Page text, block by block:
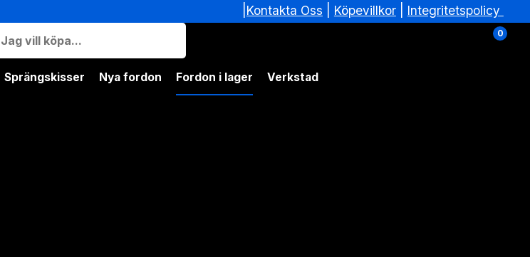
Köpevillkor| Integritetspolicy
0
Sprängskisser Nya fordon Fordon i lager Verkstad